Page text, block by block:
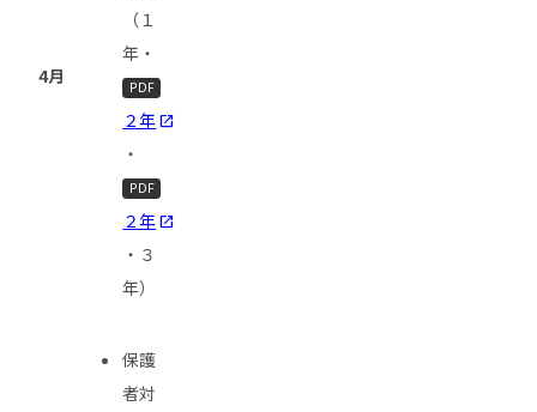
4月
（１
年・
PDF
２年
・
PDF
２年
・３
年）
保護
者対